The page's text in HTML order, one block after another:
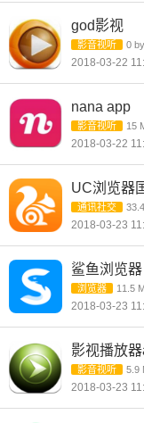
god影视
影音视听 0
2018-03-22
nana app
影音视听 15
2018-03-22
UC浏览器
通讯社交
2018-03-23
鲨鱼浏览器
浏览器 11.5
2018-03-23
影视播放
影音视听 5.9
2018-03-23